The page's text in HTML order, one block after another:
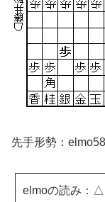
先手形勢：
elmoの読み：